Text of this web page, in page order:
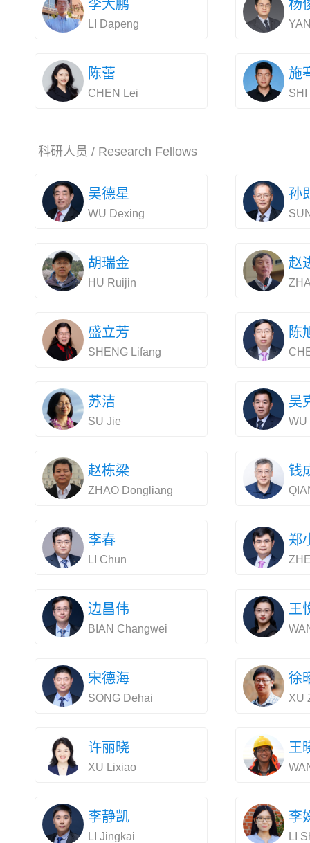
李大鹏
LI Dapeng
杨
陈蕾
CHEN Lei
施
SHI
科研人员 / Research Fellows
吴德星
WU Dexing
孙
胡瑞金
HU Ruijin
赵
盛立芳
SHENG Lifang
陈
苏洁
SU Jie
吴
WU
赵栋梁
ZHAO Dongliang
钱
李春
LI Chun
郑
边昌伟
BIAN Changwei
王
宋德海
SONG Dehai
徐
XU
许丽晓
XU Lixiao
王
李静凯
LI Jingkai
李
LI